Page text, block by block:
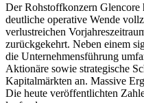
Der Rohstoffkonzern Glencore
deutliche operative Wende
verlustreichen
zurückgekehrt. Neben einem
die Unternehmensführung
Aktionäre sowie strategische
Kapitalmärkten an. Massive
Die heute veröffentlichten